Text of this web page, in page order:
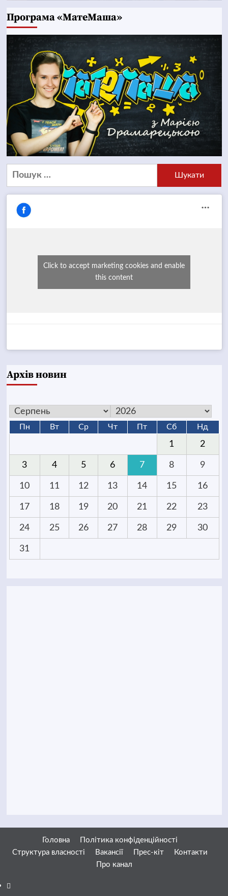
Програма «МатеМаша»
Пошук:
Click to accept marketing cookies and enable
this content
Архів новин
Пн Вт Ср Чт Пт Сб Нд
1 2
3 4 5 6 7 8 9
10 11 12 13 14 15 16
17 18 19 20 21 22 23
24 25 26 27 28 29 30
31
Головна
Політика конфіденційності
Структура власності
Вакансії Прес-кіт
Контакти
Про канал
Facebook